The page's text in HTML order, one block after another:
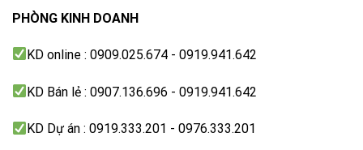
PHÒNG KINH DOANH
KD online : 0909.025.674 - 0919.941.642
KD Bán lẻ : 0907.136.696 - 0919.941.642
KD Dự án : 0919.333.201 - 0976.333.201